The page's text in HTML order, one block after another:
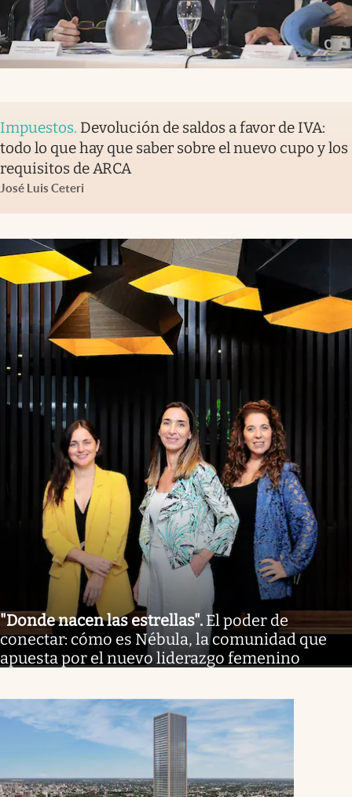
Impuestos. Devolución de saldos a favor de IVA:
todo lo que hay que saber sobre el nuevo cupo y los
requisitos de ARCA
José Luis Ceteri
"Donde nacen las estrellas". El poder de
conectar: cómo es Nébula, la comunidad que
apuesta por el nuevo liderazgo femenino